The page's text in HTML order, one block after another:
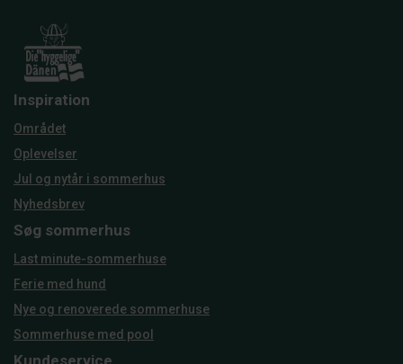
Inspiration
Området
Oplevelser
Jul og nytår i sommerhus
Nyhedsbrev
Søg sommerhus
Last minute-sommerhuse
Ferie med hund
Nye og renoverede sommerhuse
Sommerhuse med pool
Kundeservice